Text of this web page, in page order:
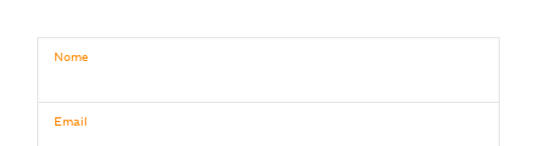
Nome
Email